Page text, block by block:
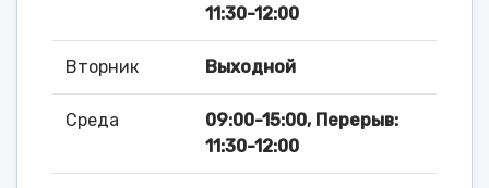
11:30-12:00
Вторник Выходной
Среда
09:00-15:00, Перерыв:
11:30-12:00